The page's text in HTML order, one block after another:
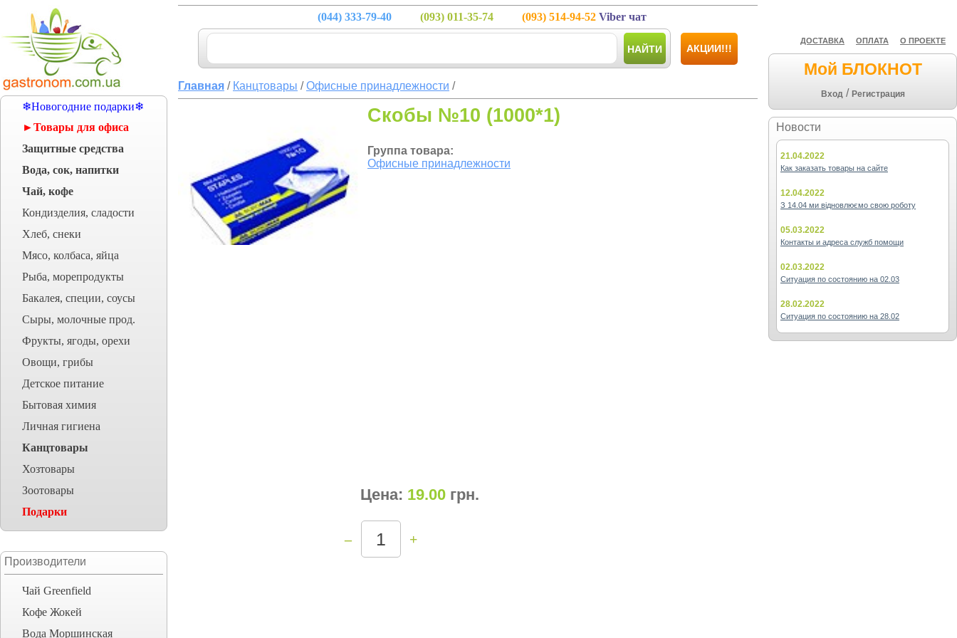
❄Новогодние подарки❄
►Товары для офиса
Защитные средства
Вода, сок, напитки
Чай, кофе
Кондизделия, сладости
Хлеб, снеки
Мясо, колбаса, яйца
Рыба, морепродукты
Бакалея, специи, соусы
Сыры, молочные прод.
Фрукты, ягоды, орехи
Овощи, грибы
Детское питание
Бытовая химия
Личная гигиена
Канцтовары
Хозтовары
Зоотовары
Подарки
Производители
Чай Greenfield
Кофе Жокей
Вода Моршинская
ДОСТАВКА ОПЛАТА О ПРОЕКТЕ
Мой БЛОКНОТ
Вход / Регистрация
Новости
21.04.2022
Как заказать товары на сайте
12.04.2022
З 14.04 ми відновлюємо свою роботу
05.03.2022
Контакты и адреса служб помощи
02.03.2022
Ситуация по состоянию на 02.03
28.02.2022
Ситуация по состоянию на 28.02
(044) 333-79-40 (093) 011-35-74 (093) 514-94-52 Viber чат
НАЙТИ АКЦИИ!!!
Главная / Канцтовары /Офисные принадлежности /
Скобы №10 (1000*1)
Группа товара:
Офисные принадлежности
Цена: 19.00 грн.
– +